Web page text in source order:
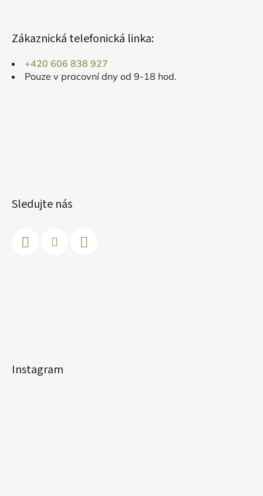
Zákaznická telefonická linka:
+420 606 838 927
Pouze v pracovní dny od 9-18 hod.
Sledujte nás
Instagram